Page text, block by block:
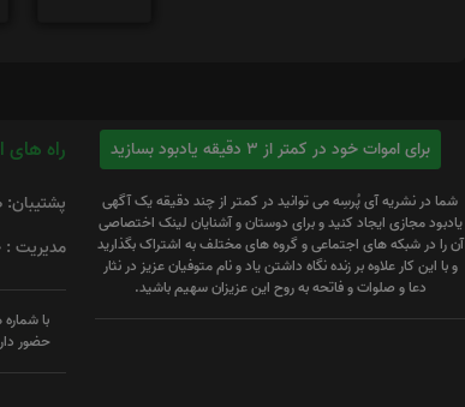
برای اموات خود در کمتر از 3 دقیقه یادبود بسازید
شما در نشریه آی پُرسِه می توانید در کمتر از چند دقیقه یک آگهی
یادبود مجازی ایجاد کنید و برای دوستان و آشنایان لینک اختصاصی
آن را در شبکه های اجتماعی و گروه های مختلف به اشتراک بگذارید
و با این کار علاوه بر زنده نگاه داشتن یاد و نام متوفیان عزیز در نثار
دعا و صلوات و فاتحه به روح این عزیزان سهیم باشید.
راه های
پشتیبان: صادق
مدیریت :
با
حضور